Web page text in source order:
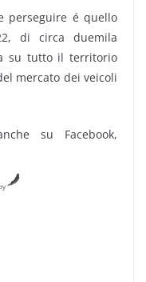
perseguire é quello
di circa duemila
su tutto il territorio
mercato dei veicoli
su Facebook,